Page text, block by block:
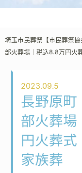
埼玉市民葬祭【市民葬祭協
部火葬場｜税込8.8万円火
2023.09.5
長野原町
部火葬場
円火葬式
家族葬